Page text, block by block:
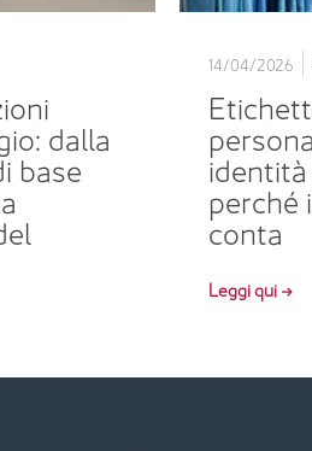
dalla
base
14/04/2026
perché
conta
Leggi qui →